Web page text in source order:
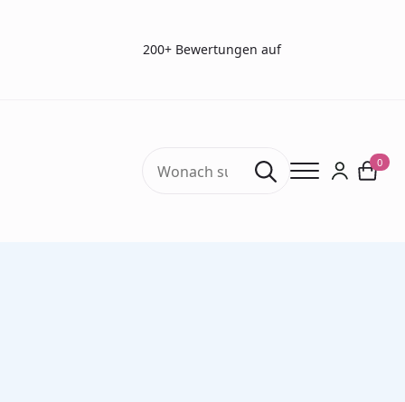
200+ Bewertungen auf
Search
for:
0
Riech – Sensonics